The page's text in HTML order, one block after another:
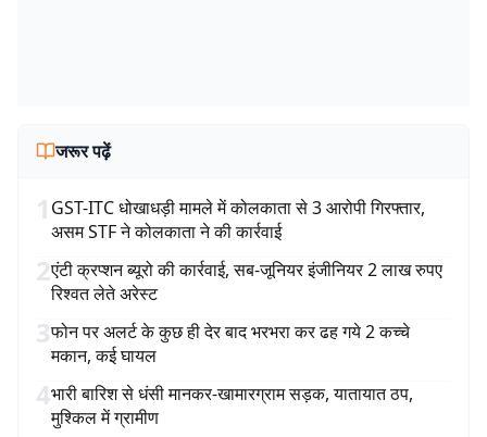
जरूर पढ़ें
1 GST-ITC धोखाधड़ी मामले में कोलकाता से 3 आरोपी गिरफ्तार,
असम STF ने कोलकाता ने की कार्रवाई
2एंटी क्रप्शन ब्यूरो की कार्रवाई, सब-जूनियर इंजीनियर 2 लाख रुपए
रिश्वत लेते अरेस्ट
3फोन पर अलर्ट के कुछ ही देर बाद भरभरा कर ढह गये 2 कच्चे
मकान, कई घायल
4भारी बारिश से धंसी मानकर-खामारग्राम सड़क, यातायात ठप,
मुश्किल में ग्रामीण